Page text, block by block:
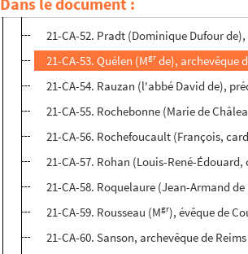
21-CA-51. Phelypeaux (Georges-Louis),
21-CA-52. Pradt (Dominique Dufour
21-CA-53. Quélen (Mgr de), archevêque
21-CA-54. Rauzan (l'abbé David de),
21-CA-55. Rochebonne (Marie de
21-CA-56. Rochefoucault (François,
21-CA-57. Rohan (Louis-René-
21-CA-58. Roquelaure (Jean-Armand
21-CA-59. Rousseau (Mgr), évêque de
21-CA-60. Sanson, archevêque de Reims